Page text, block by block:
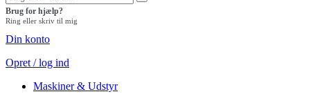
Brug for hjælp?
Ring eller skriv til mig
Din konto
Opret / log ind
Maskiner & Udstyr